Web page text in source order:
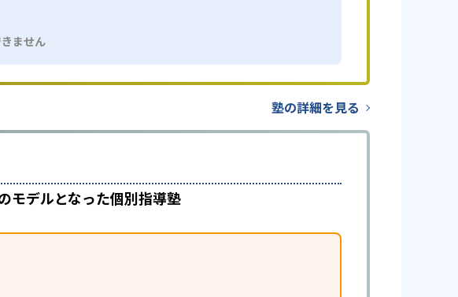
ません
塾の詳細を見る
モデルとなった個別指導塾